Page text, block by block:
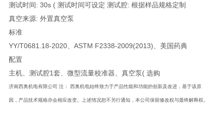
测试时间: 30s ( 测试时间可设定 测试腔: 根据样品规格定制
真空来源: 外置真空泵
标准
YY/T0681.18-2020、 ASTM F2338-2009(2013) 、美国药典
配置
主机、测试腔1套、微型流量校准器、真空泵( 选购
济南西奥机电有限公司 注： 西奥机电始终致力于产品性能和功能的创新及改进，基于该原
因，产品技术规格亦会相应改变。上述情况恕不另行通知，本公司保留修改权与最终解释权。